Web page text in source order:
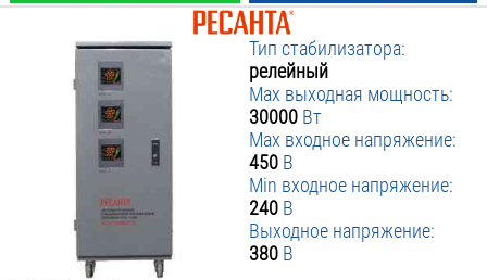
Тип стабилизатора:
релейный
Max выходная мощность:
30000 Вт
Max входное напряжение:
450 В
Min входное напряжение:
240 В
Выходное напряжение:
380 В